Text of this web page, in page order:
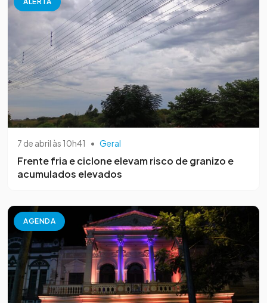
7 de abril às 10h41 • Geral
Frente fria e ciclone elevam risco de granizo e
acumulados elevados
AGENDA